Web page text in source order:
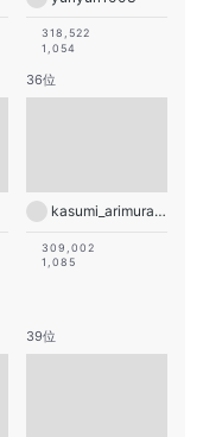
318,522
1,054
36位
kasumi_arimura.official
309,002
1,085
39位